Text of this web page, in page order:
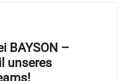
BAYSON –
unseres